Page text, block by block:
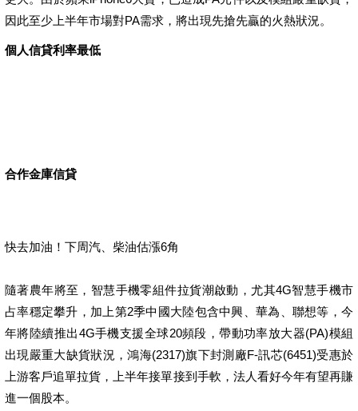
因此至少上半年市場對PA需求，將出現先搶先贏的火熱狀況。
個人信貸利率最低
合作金庫信貸
快去加油！下周汽、柴油估漲6角
隨著農年將至，智慧手機零組件拉貨潮啟動，尤其4G智慧手機市
占率穩定攀升，加上第2季中國大陸包含中興、華為、聯想等，今
年將陸續推出4G手機支援全球20頻段，帶動功率放大器(PA)模組
出現嚴重大缺貨狀況，鴻海(2317)旗下封測廠F-訊芯(6451)受惠於
上游客戶追單拉貨，上半年接單接到手軟，法人看好今年有望再賺
進一個股本。